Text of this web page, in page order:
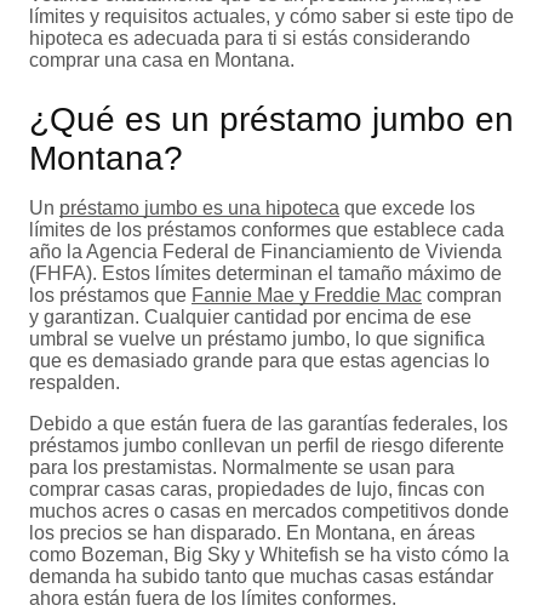
límites y requisitos actuales, y cómo saber si este tipo de
hipoteca es adecuada para ti si estás considerando
comprar una casa en Montana.
¿Qué es un préstamo jumbo en
Montana?
Un préstamo jumbo es una hipoteca que excede los
límites de los préstamos conformes que establece cada
año la Agencia Federal de Financiamiento de Vivienda
(FHFA). Estos límites determinan el tamaño máximo de
los préstamos que Fannie Mae y Freddie Mac compran
y garantizan. Cualquier cantidad por encima de ese
umbral se vuelve un préstamo jumbo, lo que significa
que es demasiado grande para que estas agencias lo
respalden.
Debido a que están fuera de las garantías federales, los
préstamos jumbo conllevan un perfil de riesgo diferente
para los prestamistas. Normalmente se usan para
comprar casas caras, propiedades de lujo, fincas con
muchos acres o casas en mercados competitivos donde
los precios se han disparado. En Montana, en áreas
como Bozeman, Big Sky y Whitefish se ha visto cómo la
demanda ha subido tanto que muchas casas estándar
ahora están fuera de los límites conformes.